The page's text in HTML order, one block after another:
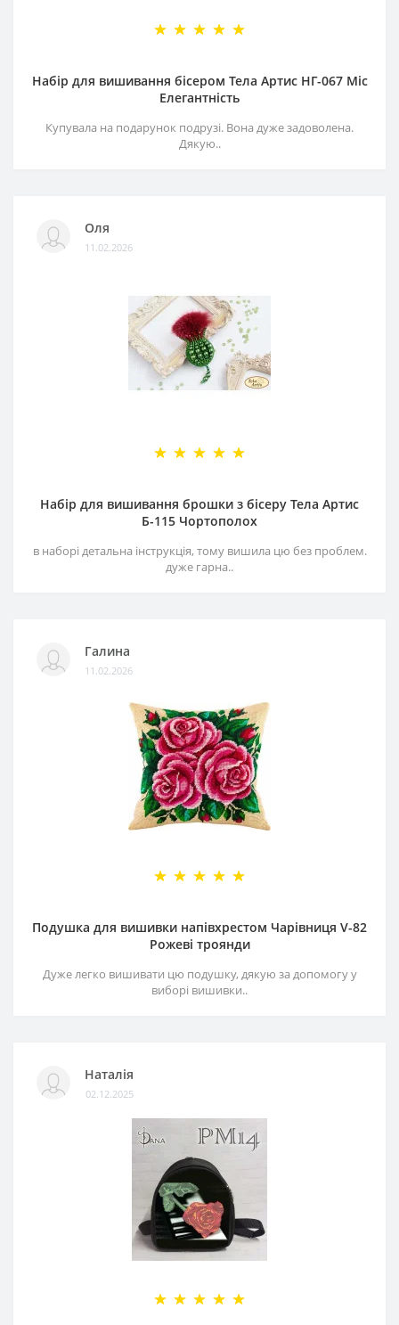
Набір для вишивання бісером Тела Артис НГ-067 Міс
Елегантність
Купувала на подарунок подрузі. Вона дуже задоволена.
Дякую..
Оля
11.02.2026
Набір для вишивання брошки з бісеру Тела Артис
Б-115 Чортополох
в наборі детальна інструкція, тому вишила цю без проблем.
дуже гарна..
Галина
11.02.2026
Подушка для вишивки напівхрестом Чарівниця V-82
Рожеві троянди
Дуже легко вишивати цю подушку, дякую за допомогу у
виборі вишивки..
Наталія
02.12.2025